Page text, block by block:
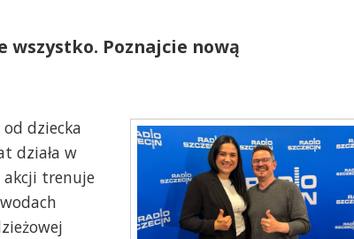
wszystko. Poznajcie nową
dziecka
działa w
akcji trenuje